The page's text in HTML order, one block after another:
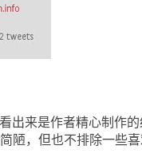
出来是作者精心制作的
陋，但也不排除一些